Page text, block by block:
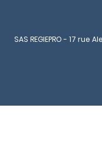
SAS REGIEPRO - 17 rue